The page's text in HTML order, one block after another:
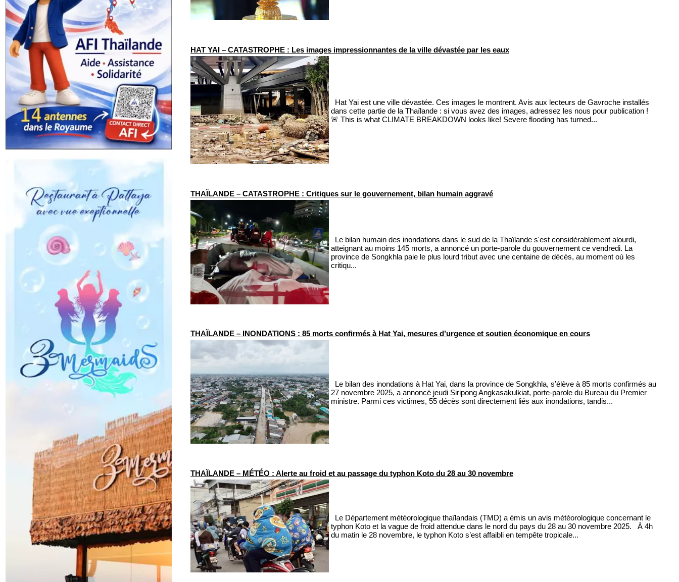
HAT YAI – CATASTROPHE : Les images impressionnantes de la ville dévastée par les eaux
Hat Yai est une ville dévastée. Ces images le montrent. Avis aux lecteurs de Gavroche installés
dans cette partie de la Thaïlande : si vous avez des images, adressez les nous pour publication !
🚨 This is what CLIMATE BREAKDOWN looks like! Severe flooding has turned...
THAÏLANDE – CATASTROPHE : Critiques sur le gouvernement, bilan humain aggravé
Le bilan humain des inondations dans le sud de la Thaïlande s'est considérablement alourdi,
atteignant au moins 145 morts, a annoncé un porte-parole du gouvernement ce vendredi. La
province de Songkhla paie le plus lourd tribut avec une centaine de décès, au moment où les
critiqu...
THAÏLANDE – INONDATIONS : 85 morts confirmés à Hat Yai, mesures d’urgence et soutien économique en cours
Le bilan des inondations à Hat Yai, dans la province de Songkhla, s’élève à 85 morts confirmés au
27 novembre 2025, a annoncé jeudi Siripong Angkasakulkiat, porte-parole du Bureau du Premier
ministre. Parmi ces victimes, 55 décès sont directement liés aux inondations, tandis...
THAÏLANDE – MÉTÉO : Alerte au froid et au passage du typhon Koto du 28 au 30 novembre
Le Département météorologique thaïlandais (TMD) a émis un avis météorologique concernant le
typhon Koto et la vague de froid attendue dans le nord du pays du 28 au 30 novembre 2025. À 4h
du matin le 28 novembre, le typhon Koto s’est affaibli en tempête tropicale...